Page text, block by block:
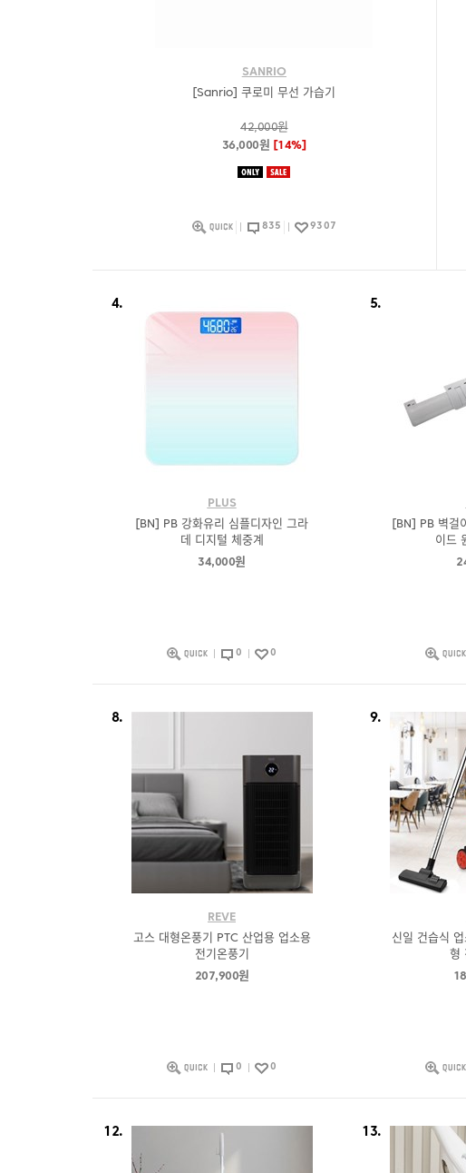
SANRIO
[Sanrio] 쿠로미 무선 가습기
42,000원
36,000원 [14%]
835 9307
4.
PLUS
[BN] PB 강화유리 심플디자인 그라
데 디지털 체중계
34,000원
0 0
5.
[BN] PB 벽걸
이드
8.
REVE
고스 대형온풍기 PTC 산업용 업소용
전기온풍기
207,900원
0 0
9.
신일 건습식
형
12. 13.